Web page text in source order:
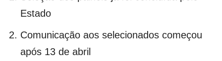
Estado
Comunicação aos selecionados começou
após 13 de abril